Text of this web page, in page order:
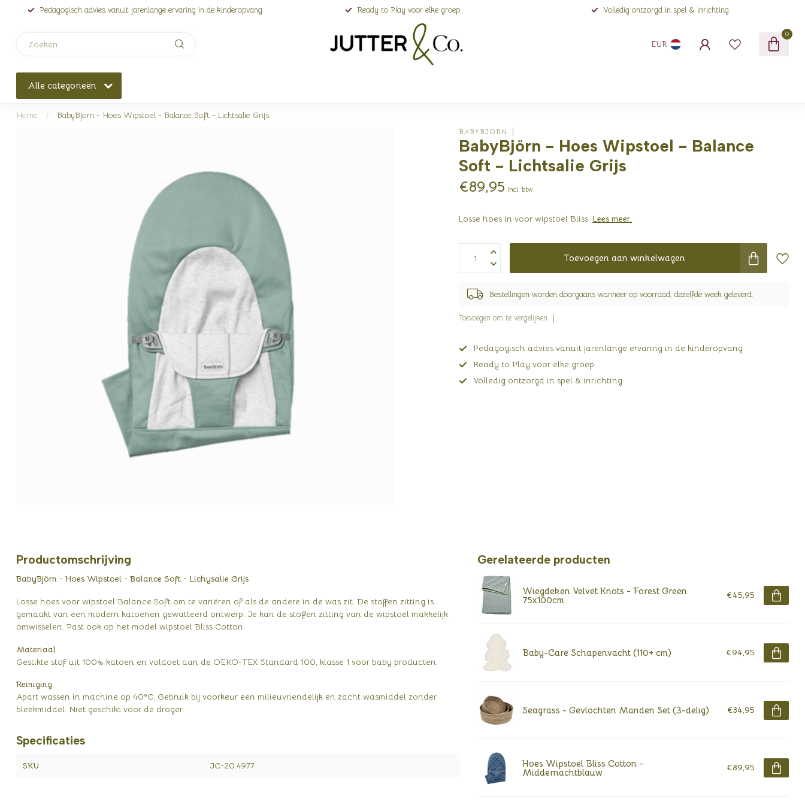
Pedagogisch advies vanuit jarenlange ervaring in de kinderopvang Ready to Play voor elke groep Volledig ontzorgd in spel & inrichting
EUR
0
Alle categorieën
Home / BabyBjörn - Hoes Wipstoel - Balance Soft - Lichtsalie Grijs
BABYBJORN
BabyBjörn - Hoes Wipstoel - Balance
Soft - Lichtsalie Grijs
€89,95 Incl. btw
Losse hoes in voor wipstoel Bliss. Lees meer.
Toevoegen aan winkelwagen
Bestellingen worden doorgaans wanneer op voorraad, dezelfde week geleverd.
Toevoegen om te vergelijken
Pedagogisch advies vanuit jarenlange ervaring in de kinderopvang
Ready to Play voor elke groep
Volledig ontzorgd in spel & inrichting
Productomschrijving
BabyBjörn - Hoes Wipstoel - Balance Soft - Lichysalie Grijs
Losse hoes voor wipstoel Balance Soft om te variëren of als de andere in de was zit. De stoffen zitting is
gemaakt van een modern katoenen gewatteerd ontwerp. Je kan de stoffen zitting van de wipstoel makkelijk
omwisselen. Past ook op het model wipstoel Bliss Cotton.
Materiaal
Gestikte stof uit 100% katoen en voldoet aan de OEKO-TEX Standard 100, klasse 1 voor baby producten.
Reiniging
Apart wassen in machine op 40°C. Gebruik bij voorkeur een milieuvriendelijk en zacht wasmiddel zonder
bleekmiddel. Niet geschikt voor de droger.
Specificaties
SKU JC-20.4977
Gerelateerde producten
Wiegdeken Velvet Knots - Forest Green
75x100cm €45,95
Baby-Care Schapenvacht (110+ cm) €94,95
Seagrass - Gevlochten Manden Set (3-delig) €34,95
Hoes Wipstoel Bliss Cotton -
Middernachtblauw €89,95